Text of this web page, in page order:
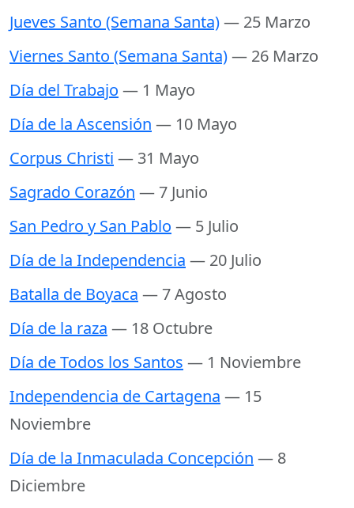
Jueves Santo (Semana Santa)— 25 Marzo
Viernes Santo (Semana Santa)— 26 Marzo
Día del Trabajo — 1 Mayo
Día de la Ascensión — 10 Mayo
Corpus Christi — 31 Mayo
Sagrado Corazón — 7 Junio
San Pedro y San Pablo — 5 Julio
Día de la Independencia — 20 Julio
Batalla de Boyaca — 7 Agosto
Día de la raza — 18 Octubre
Día de Todos los Santos — 1 Noviembre
Independencia de Cartagena — 15
Noviembre
Día de la Inmaculada Concepción — 8
Diciembre